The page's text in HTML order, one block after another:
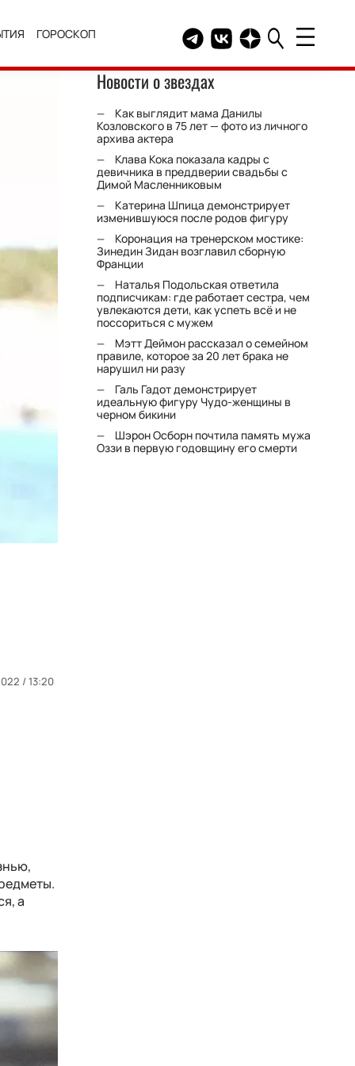
ГОРОСКОП Telegram канал HELLO
Группа HELLO
Канал HELLO в
/ 13:20
а
Новости о звездах
Как выглядит мама Данилы
Козловского в 75 лет — фото из личного
архива актера
Клава Кока показала кадры с
девичника в преддверии свадьбы с
Димой Масленниковым
Катерина Шпица демонстрирует
изменившуюся после родов фигуру
Коронация на тренерском мостике:
Зинедин Зидан возглавил сборную
Франции
Наталья Подольская ответила
подписчикам: где работает сестра, чем
увлекаются дети, как успеть всё и не
поссориться с мужем
Мэтт Деймон рассказал о семейном
правиле, которое за 20 лет брака не
нарушил ни разу
Галь Гадот демонстрирует
идеальную фигуру Чудо-женщины в
черном бикини
Шэрон Осборн почтила память мужа
Оззи в первую годовщину его смерти